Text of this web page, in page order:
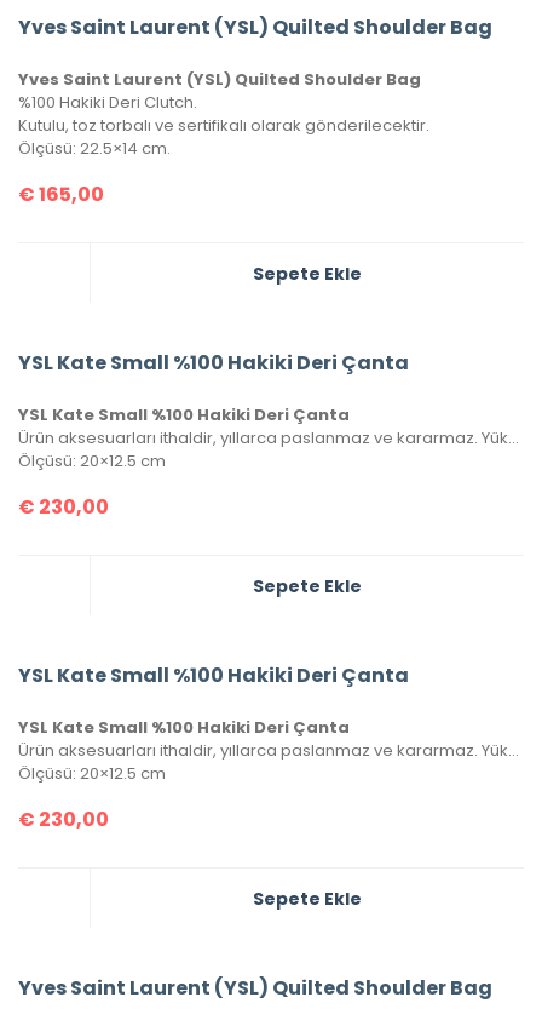
Yves Saint Laurent (YSL) Quilted Shoulder Bag
Yves Saint Laurent (YSL) Quilted Shoulder Bag
%100 Hakiki Deri Clutch.
Kutulu, toz torbalı ve sertifikalı olarak gönderilecektir.
Ölçüsü: 22.5×14 cm.
€165,00
Sepete Ekle
YSL Kate Small %100 Hakiki Deri Çanta
YSL Kate Small %100 Hakiki Deri Çanta
Ürün aksesuarları ithaldir, yıllarca paslanmaz ve kararmaz. Yüksek kalite roys deriden üretilmiştir, tüm metal aksamlarında Saint Laurent yazısı mevcuttur. Kutulu, toz torbalı ve sertifikalı olarak gönderilecektir.
Ölçüsü: 20×12.5 cm
€ 230,00
Sepete Ekle
YSL Kate Small %100 Hakiki Deri Çanta
YSL Kate Small %100 Hakiki Deri Çanta
Ürün aksesuarları ithaldir, yıllarca paslanmaz ve kararmaz. Yüksek kalite roys deriden üretilmiştir, tüm metal aksamlarında Saint Laurent yazısı mevcuttur. Kutulu, toz torbalı ve sertifikalı olarak gönderilecektir.
Ölçüsü: 20×12.5 cm
€ 230,00
Sepete Ekle
Yves Saint Laurent (YSL) Quilted Shoulder Bag